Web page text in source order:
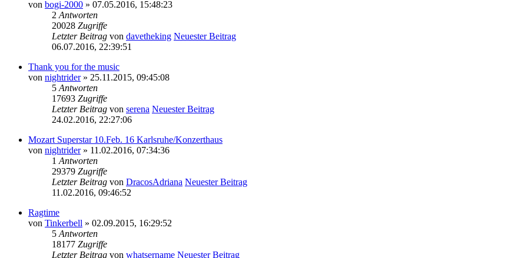
von bogi-2000 » 07.05.2016, 15:48:23
2 Antworten
20028 Zugriffe
Letzter Beitrag von davetheking Neuester Beitrag
06.07.2016, 22:39:51
Thank you for the music
von nightrider» 25.11.2015, 09:45:08
5 Antworten
17693 Zugriffe
Letzter Beitrag von serena Neuester Beitrag
24.02.2016, 22:27:06
Mozart Superstar 10.Feb. 16 Karlsruhe/Konzerthaus
von nightrider» 11.02.2016, 07:34:36
1 Antworten
29379 Zugriffe
Letzter Beitrag von DracosAdriana Neuester Beitrag
11.02.2016, 09:46:52
Ragtime
von Tinkerbell » 02.09.2015, 16:29:52
5 Antworten
18177 Zugriffe
Letzter Beitrag von whatsername Neuester Beitrag